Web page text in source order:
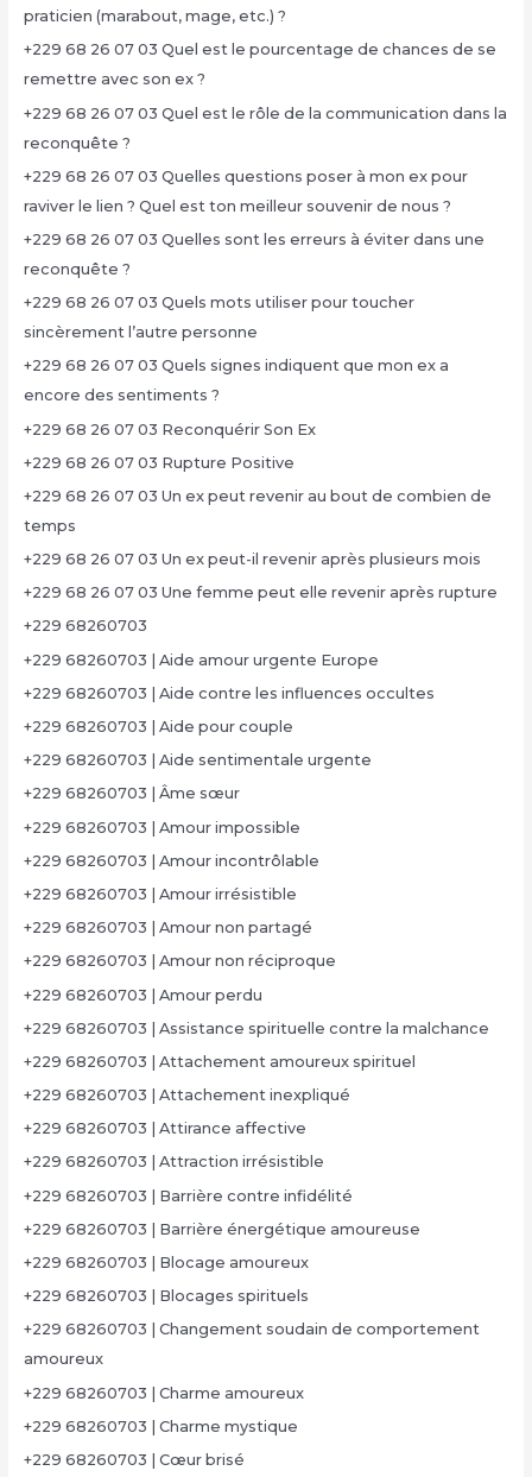
praticien (marabout, mage, etc.) ?
+229 68 26 07 03 Quel est le pourcentage de chances de se
remettre avec son ex ?
+229 68 26 07 03 Quel est le rôle de la communication dans la
reconquête ?
+229 68 26 07 03 Quelles questions poser à mon ex pour
raviver le lien ? Quel est ton meilleur souvenir de nous ?
+229 68 26 07 03 Quelles sont les erreurs à éviter dans une
reconquête ?
+229 68 26 07 03 Quels mots utiliser pour toucher
sincèrement l’autre personne
+229 68 26 07 03 Quels signes indiquent que mon ex a
encore des sentiments ?
+229 68 26 07 03 Reconquérir Son Ex
+229 68 26 07 03 Rupture Positive
+229 68 26 07 03 Un ex peut revenir au bout de combien de
temps
+229 68 26 07 03 Un ex peut-il revenir après plusieurs mois
+229 68 26 07 03 Une femme peut elle revenir après rupture
+229 68260703
+229 68260703 | Aide amour urgente Europe
+229 68260703 | Aide contre les influences occultes
+229 68260703 | Aide pour couple
+229 68260703 | Aide sentimentale urgente
+229 68260703 | Âme sœur
+229 68260703 | Amour impossible
+229 68260703 | Amour incontrôlable
+229 68260703 | Amour irrésistible
+229 68260703 | Amour non partagé
+229 68260703 | Amour non réciproque
+229 68260703 | Amour perdu
+229 68260703 | Assistance spirituelle contre la malchance
+229 68260703 | Attachement amoureux spirituel
+229 68260703 | Attachement inexpliqué
+229 68260703 | Attirance affective
+229 68260703 | Attraction irrésistible
+229 68260703 | Barrière contre infidélité
+229 68260703 | Barrière énergétique amoureuse
+229 68260703 | Blocage amoureux
+229 68260703 | Blocages spirituels
+229 68260703 | Changement soudain de comportement
amoureux
+229 68260703 | Charme amoureux
+229 68260703 | Charme mystique
+229 68260703 | Cœur brisé